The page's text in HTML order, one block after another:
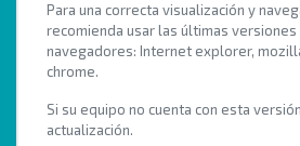
Para una correcta visualización y
recomienda usar las últimas
navegadores: Internet explorer,
chrome.
Si su equipo no cuenta con esta
actualización.